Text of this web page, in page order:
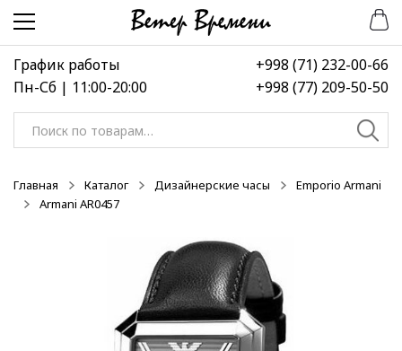
Перейти
навигации
Перейти
содержимому
График работы
Пн-Сб | 11:00-20:00
+998 (71) 232-00-66
+998 (77) 209-50-50
Искать:
Главная Каталог Дизайнерские часы
Emporio Armani
Armani AR0457
-50%
-50%
-50%